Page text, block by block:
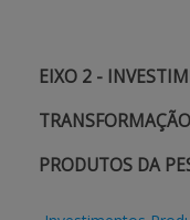
EIXO 2 -
PRODUTOS DA